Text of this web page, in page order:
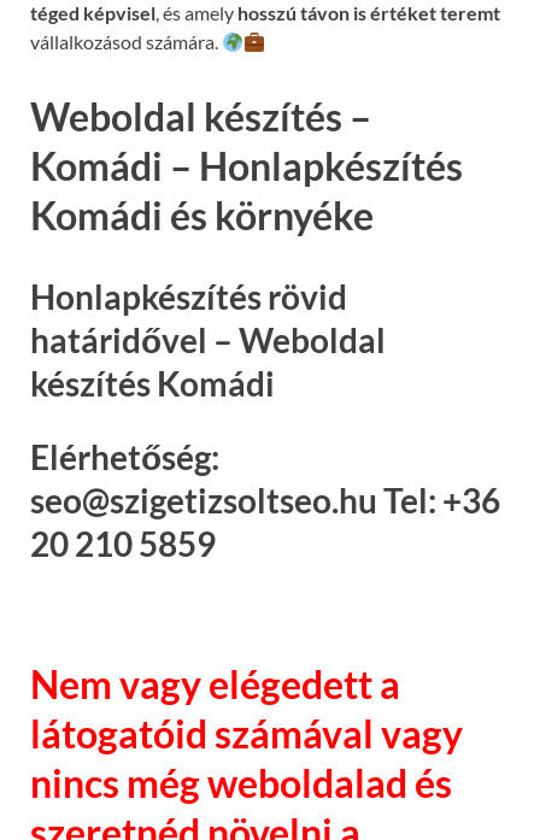
téged képvisel, és amely hosszú távon is értéket teremt
vállalkozásod számára.
Weboldal készítés –
Komádi – Honlapkészítés
Komádi és környéke
Honlapkészítés rövid
határidővel – Weboldal
készítés Komádi
Elérhetőség:
seo@szigetizsoltseo.hu Tel: +36
20 210 5859
Nem vagy elégedett a
látogatóid számával vagy
nincs még weboldalad és